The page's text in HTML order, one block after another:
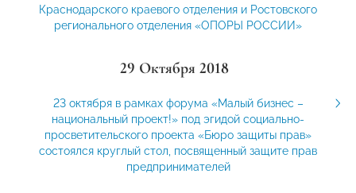
Краснодарского краевого отделения и Ростовского
регионального отделения «ОПОРЫ РОССИИ»
29 Октября 2018
23 октября в рамках форума «Малый бизнес –
национальный проект!» под эгидой социально-
просветительского проекта «Бюро защиты прав»
состоялся круглый стол, посвященный защите прав
предпринимателей